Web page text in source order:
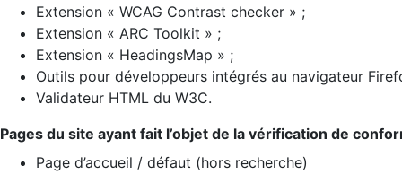
Extension « WCAG Contrast checker » ;
Extension « ARC Toolkit » ;
Extension « HeadingsMap » ;
Outils pour développeurs intégrés au navigateur
Validateur HTML du W3C.
Pages du site ayant fait l’objet de la vérification de
Page d’accueil / défaut (hors recherche)